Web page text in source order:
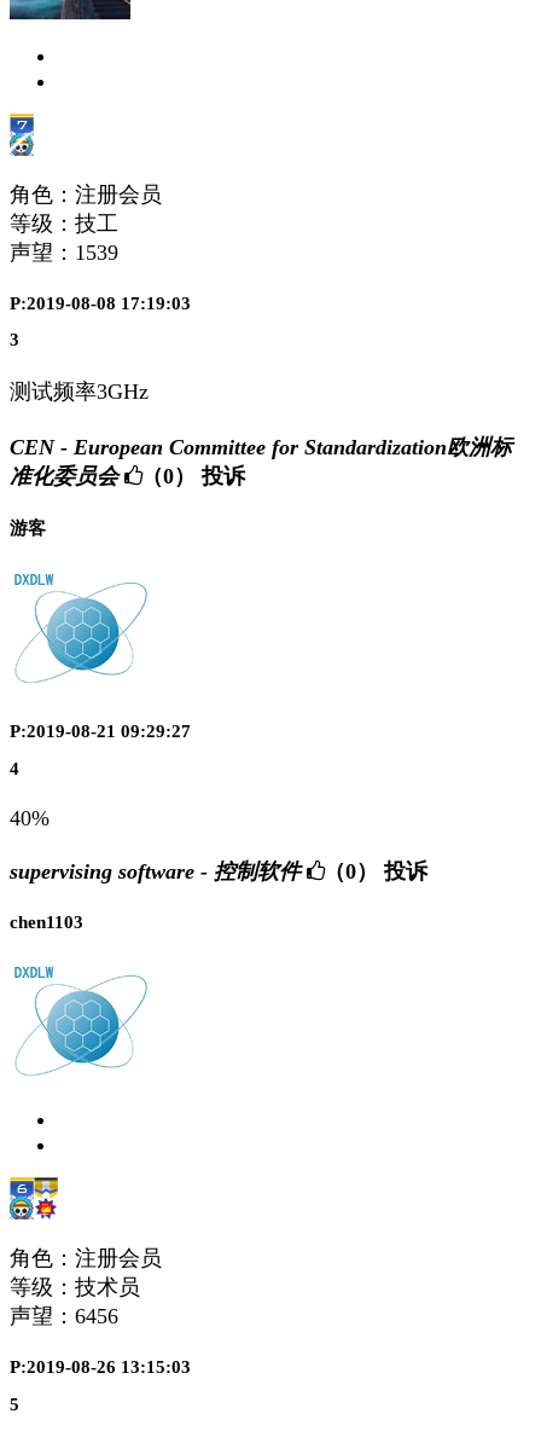
角色：注册会员
等级：技工
声望： 1539
P:2019-08-08 17:19:03
3
测试频率3GHz
CEN - European Committee for Standardization欧洲标
准化委员会
（0） 投诉
游客
P:2019-08-21 09:29:27
4
40%
supervising software - 控制软件 （0） 投诉
chen1103
角色：注册会员
等级：技术员
声望： 6456
P:2019-08-26 13:15:03
5